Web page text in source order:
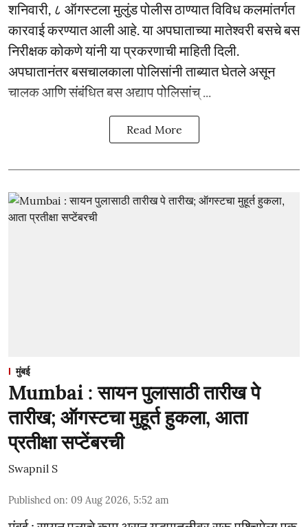
शनिवारी, ८ ऑगस्टला मुलुंड पोलीस ठाण्यात विविध कलमांतर्गत
कारवाई करण्यात आली आहे. या अपघाताच्या मातेश्वरी बसचे बस
निरीक्षक कोकणे यांनी या प्रकरणाची माहिती दिली.
अपघातानंतर बसचालकाला पोलिसांनी ताब्यात घेतले असून
चालक आणि संबंधित बस अद्याप पोलिसांच् ...
Read More
मुंबई
Mumbai : सायन पुलासाठी तारीख पे
तारीख; ऑगस्टचा मुहूर्त हुकला, आता
प्रतीक्षा सप्टेंबरची
Swapnil S
Published on: 09 Aug 2026, 5:52 am